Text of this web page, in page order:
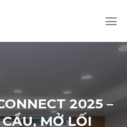
2025 –
MỞ LỐI